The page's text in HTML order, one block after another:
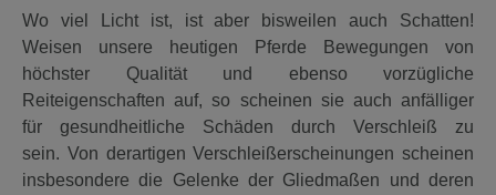
Wo viel Licht ist, ist aber bisweilen auch Schatten!
Weisen unsere heutigen Pferde Bewegungen von
höchster Qualität und ebenso vorzügliche
Reiteigenschaften auf, so scheinen sie auch anfälliger
für gesundheitliche Schäden durch Verschleiß zu
sein. Von derartigen Verschleißerscheinungen scheinen
insbesondere die Gelenke der Gliedmaßen und deren